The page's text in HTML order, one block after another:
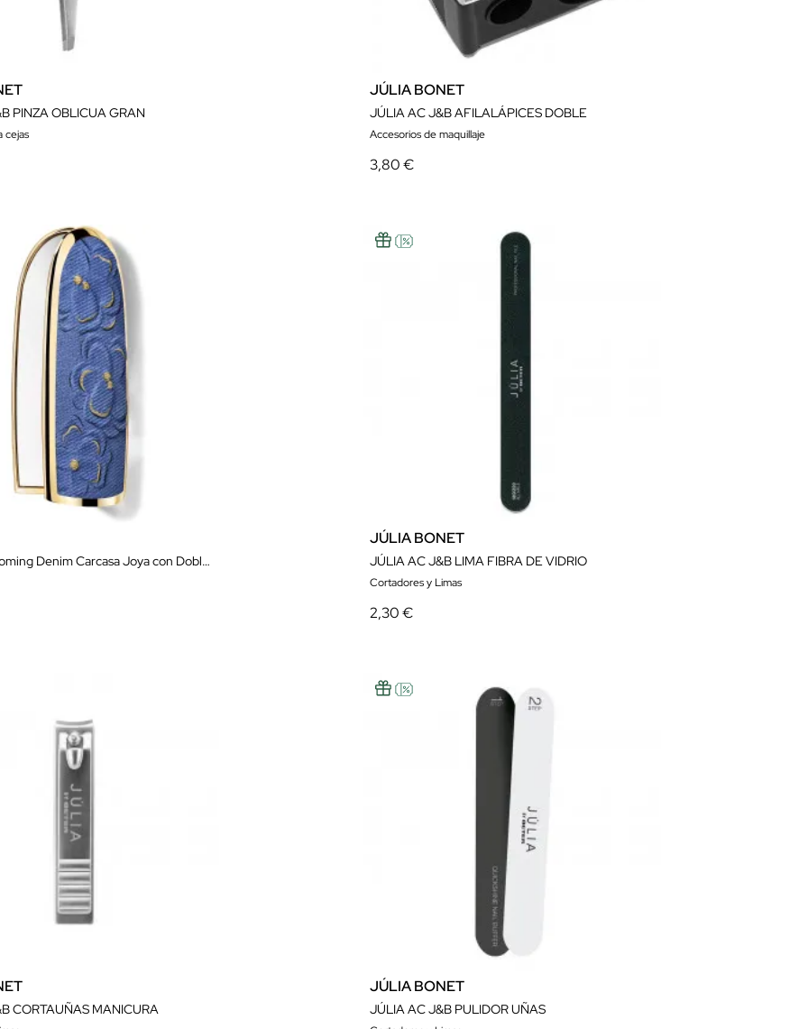
PINZA OBLICUA GRAN
cejas
JÚLIA BONET
JÚLIA AC J&B AFILALÁPICES DOBLE
Accesorios de maquillaje
3,80 €
Rouge G Blooming Denim Carcasa Joya con Doble Espejo - Edición Limitada
JÚLIA BONET
JÚLIA AC J&B LIMA FIBRA DE VIDRIO
Cortadores y Limas
2,30 €
CORTAUÑAS MANICURA
JÚLIA BONET
JÚLIA AC J&B PULIDOR UÑAS